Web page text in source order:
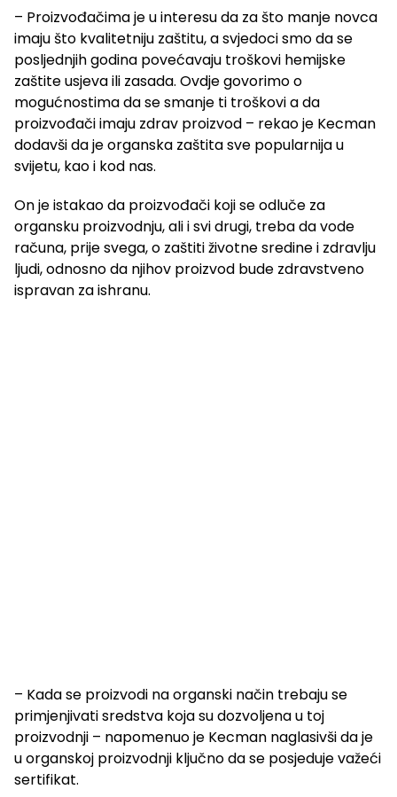
– Proizvođačima je u interesu da za što manje novca
imaju što kvalitetniju zaštitu, a svjedoci smo da se
posljednjih godina povećavaju troškovi hemijske
zaštite usjeva ili zasada. Ovdje govorimo o
mogućnostima da se smanje ti troškovi a da
proizvođači imaju zdrav proizvod – rekao je Kecman
dodavši da je organska zaštita sve popularnija u
svijetu, kao i kod nas.
On je istakao da proizvođači koji se odluče za
organsku proizvodnju, ali i svi drugi, treba da vode
računa, prije svega, o zaštiti životne sredine i zdravlju
ljudi, odnosno da njihov proizvod bude zdravstveno
ispravan za ishranu.
– Kada se proizvodi na organski način trebaju se
primjenjivati sredstva koja su dozvoljena u toj
proizvodnji – napomenuo je Kecman naglasivši da je
u organskoj proizvodnji ključno da se posjeduje važeći
sertifikat.